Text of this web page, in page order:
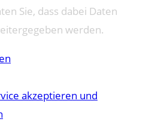
Sie, dass dabei Daten
werden.
akzeptieren und